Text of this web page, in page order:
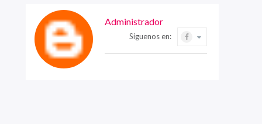
Administrador
Siguenos en: